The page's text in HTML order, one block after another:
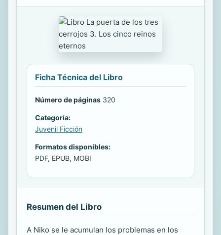
Ficha Técnica del Libro
Número de páginas 320
Categoría:
Juvenil Ficción
Formatos disponibles:
PDF, EPUB, MOBI
Resumen del Libro
A Niko se le acumulan los problemas en los